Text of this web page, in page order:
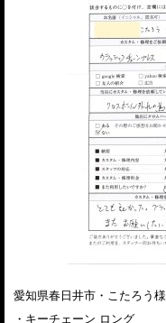
愛知県春日井市・こたろう様
・キーチェーン ロング